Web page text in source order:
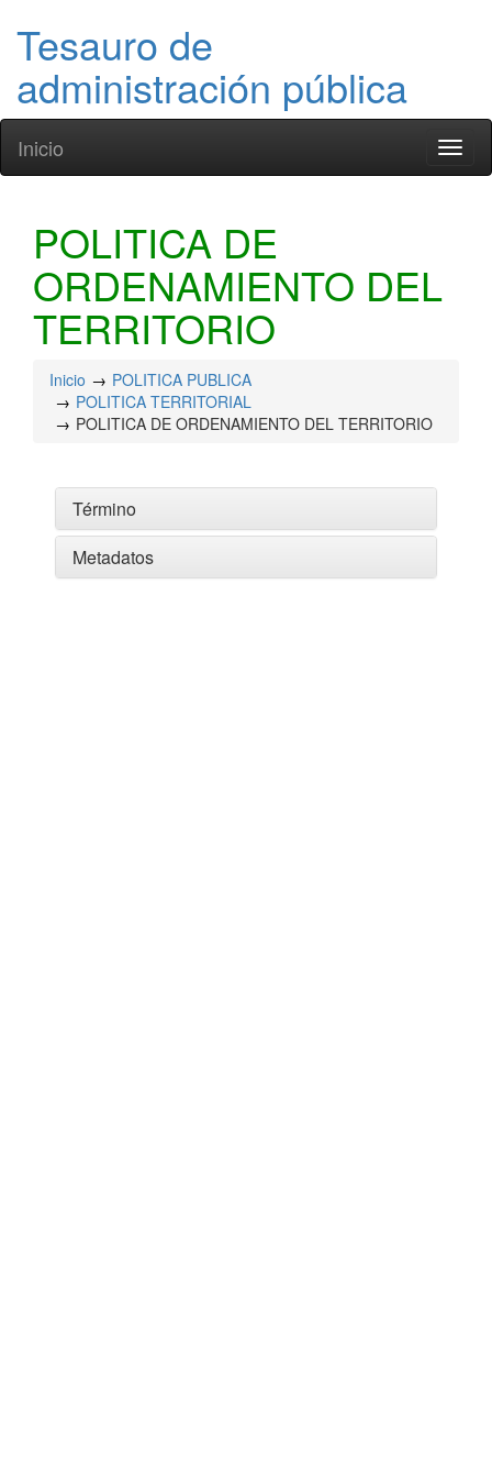
Tesauro de
administración pública
Inicio
POLITICA DE
ORDENAMIENTO DEL
TERRITORIO
Inicio
POLITICA PUBLICA
POLITICA TERRITORIAL
POLITICA DE ORDENAMIENTO DEL TERRITORIO
Término
Metadatos